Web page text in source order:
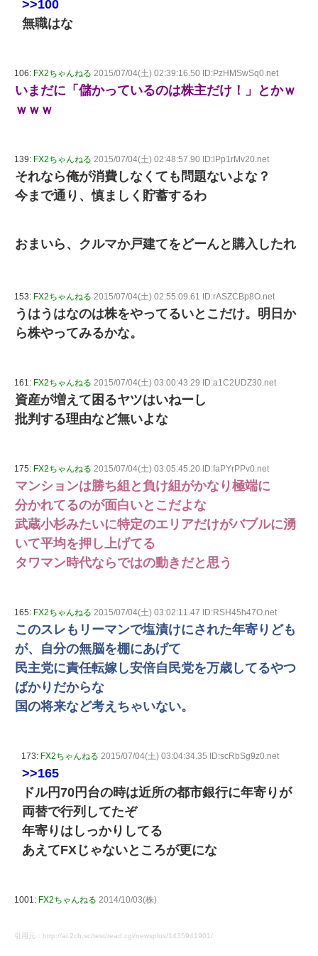
>>100
無職はな
106: FX2ちゃんねる 2015/07/04(土) 02:39:16.50 ID:PzHMSwSq0.net
いまだに「儲かっているのは株主だけ！」とかｗ
ｗｗｗ
139: FX2ちゃんねる 2015/07/04(土) 02:48:57.90 ID:lPp1rMv20.net
それなら俺が消費しなくても問題ないよな？
今まで通り、慎ましく貯蓄するわ
おまいら、クルマか戸建てをどーんと購入したれ
153: FX2ちゃんねる 2015/07/04(土) 02:55:09.61 ID:rASZCBp8O.net
うはうはなのは株をやってるいとこだけ。明日か
ら株やってみるかな。
161: FX2ちゃんねる 2015/07/04(土) 03:00:43.29 ID:a1C2UDZ30.net
資産が増えて困るヤツはいねーし
批判する理由など無いよな
175: FX2ちゃんねる 2015/07/04(土) 03:05:45.20 ID:faPYrPPv0.net
マンションは勝ち組と負け組がかなり極端に
分かれてるのが面白いとこだよな
武蔵小杉みたいに特定のエリアだけがバブルに湧
いて平均を押し上げてる
タワマン時代ならではの動きだと思う
165: FX2ちゃんねる 2015/07/04(土) 03:02:11.47 ID:RSH45h47O.net
このスレもリーマンで塩漬けにされた年寄りども
が、自分の無脳を棚にあげて
民主党に責任転嫁し安倍自民党を万歳してるやつ
ばかりだからな
国の将来など考えちゃいない。
173: FX2ちゃんねる 2015/07/04(土) 03:04:34.35 ID:scRbSg9z0.net
>>165
ドル円70円台の時は近所の都市銀行に年寄りが
両替で行列してたぞ
年寄りはしっかりしてる
あえてFXじゃないところが更にな
1001: FX2ちゃんねる 2014/10/03(株)
引用元：http://ai.2ch.sc/test/read.cgi/newsplus/1435941901/